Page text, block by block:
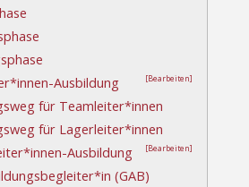
Ausbildung [Bearbeiten]
für Teamleiter*innen
für Lagerleiter*innen
Ausbildung [Bearbeiten]
(GAB)